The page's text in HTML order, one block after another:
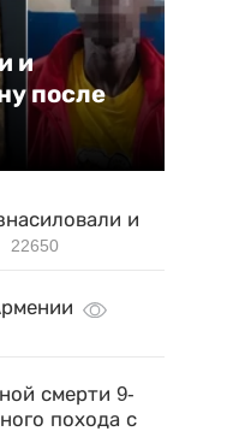
и
после
и
22650
смерти 9-
похода с